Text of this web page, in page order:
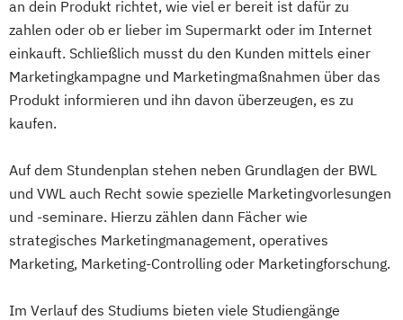
an dein Produkt richtet, wie viel er bereit ist dafür zu
zahlen oder ob er lieber im Supermarkt oder im Internet
einkauft. Schließlich musst du den Kunden mittels einer
Marketingkampagne und Marketingmaßnahmen über das
Produkt informieren und ihn davon überzeugen, es zu
kaufen.
Auf dem Stundenplan stehen neben Grundlagen der BWL
und VWL auch Recht sowie spezielle Marketingvorlesungen
und -seminare. Hierzu zählen dann Fächer wie
strategisches Marketingmanagement, operatives
Marketing, Marketing-Controlling oder Marketingforschung.
Im Verlauf des Studiums bieten viele Studiengänge